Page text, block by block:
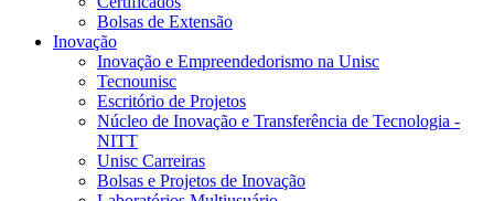
Bolsas de Extensão
Inovação
Inovação e Empreendedorismo na Unisc
Tecnounisc
Escritório de Projetos
Núcleo de Inovação e Transferência de Tecnologia -
NITT
Unisc Carreiras
Bolsas e Projetos de Inovação